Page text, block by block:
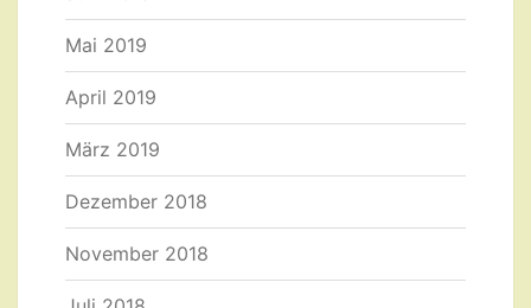
Mai 2019
April 2019
März 2019
Dezember 2018
November 2018